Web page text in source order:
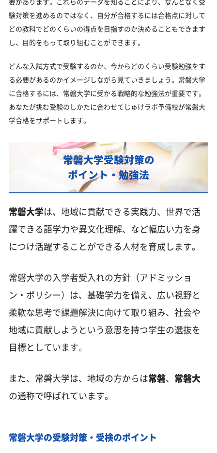
不登校・高卒認定者・通信制高校の常磐大学受験も
対応可能
浪人生、社会人の方の常磐大学合格に向けた受験対
策も実施
常磐大学受験生からのよくある質問
験対策を進めるのではなく、自分が合格するには合格点に対して
どの教科でどのくらいの得点を目指すのか決めることもできます
し、目的をもって取り組むことができます。
どんな入試方式で受験するのか、今からどのくらい受験勉強をす
る必要があるのかイメージしながら見ていきましょう。常磐大学
に合格するには、常磐大学に受かる戦略的な勉強法が重要です。
あなたが挑む受験のしかたに合わせてじゅけラボ予備校が常磐大
学合格をサポートします。
常磐大学受験対策の
ポイント・勉強法
常磐大学は、地域に貢献できる実践力、世界で活
躍できる語学力や異文化理解、など幅広い力を身
につけ活躍することができる人材を育成します。
常磐大学の入学者受入れの方針（アドミッショ
ン・ポリシー）は、基礎学力を備え、広い視野と
柔軟な思考で課題解決に向けて取り組み、社会や
地域に貢献しようという意思を持つ学生の選抜を
目標としています。
また、常磐大学は、地域の方からは常磐、 常磐大
の通称で呼ばれています。
常磐大学の受験対策・受検のポイント